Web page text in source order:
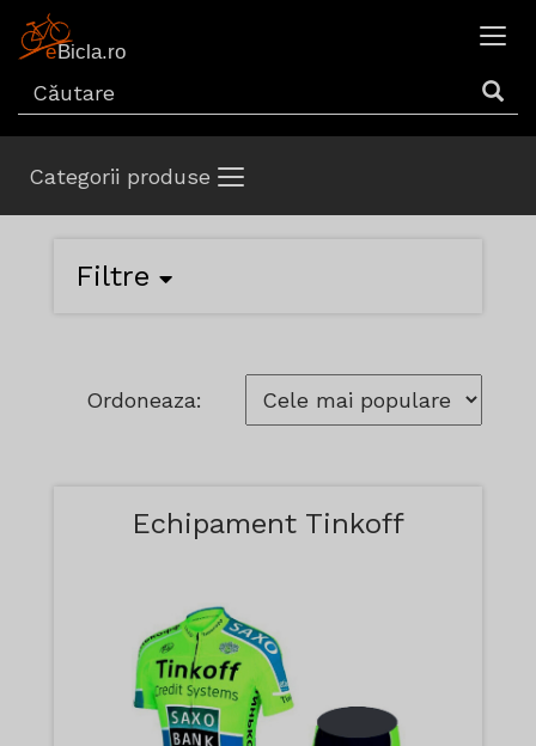
Categorii produse
Filtre
Ordoneaza:
Echipament Tinkoff